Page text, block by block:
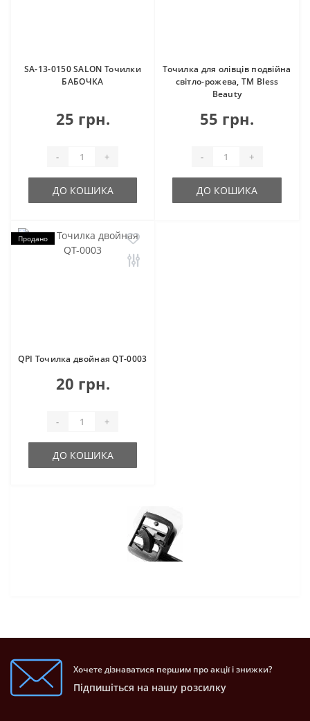
SA-13-0150 SALON Точилки
БАБОЧКА
25 грн.
- +
ДО КОШИКА
Точилка для олівців подвійна
світло-рожева, ТМ Bless
Beauty
55 грн.
- +
ДО КОШИКА
Продано
QPI Точилка двойная QT-0003
20 грн.
- +
ДО КОШИКА
Хочете дізнаватися першим про акції і знижки?
Підпишіться на нашу розсилку